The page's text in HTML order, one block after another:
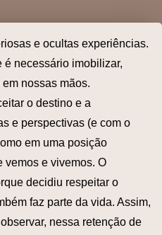
e ocultas experiências.
é necessário imobilizar,
nossas mãos.
o destino e a
e perspectivas (e com o
em uma posição
vemos e vivemos. O
decidiu respeitar o
faz parte da vida. Assim,
nessa retenção de